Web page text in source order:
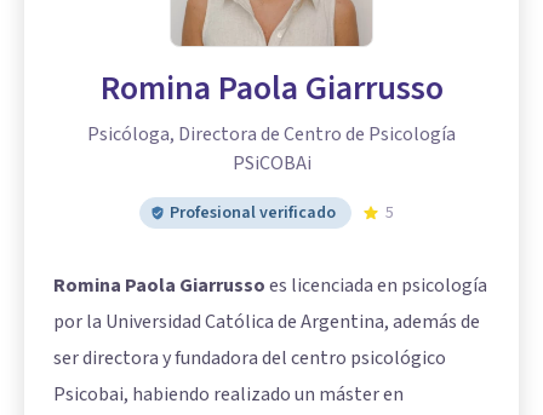
Romina Paola Giarrusso
Psicóloga, Directora de Centro de Psicología
PSiCOBAi
Profesional verificado 5
Romina Paola Giarrussoes licenciada en psicología
por la Universidad Católica de Argentina, además de
ser directora y fundadora del centro psicológico
Psicobai, habiendo realizado un máster en